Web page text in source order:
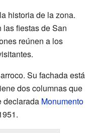
historia de la zona.
fiestas de San
reúnen a los
Su fachada está
dos columnas que
declarada Monumento